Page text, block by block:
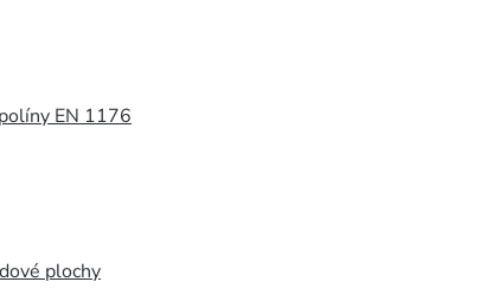
EN 1176
plochy